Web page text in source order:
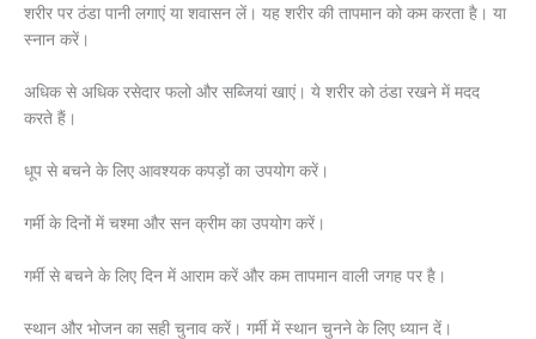
शरीर पर ठंडा पानी लगाएं या शवासन लें। यह शरीर की तापमान को कम करता है। या
स्नान करें।
अधिक से अधिक रसेदार फलो और सब्जियां खाएं। ये शरीर को ठंडा रखने में मदद
करते हैं।
धूप से बचने के लिए आवश्यक कपड़ों का उपयोग करें।
गर्मी के दिनों में चश्मा और सन क्रीम का उपयोग करें।
गर्मी से बचने के लिए दिन में आराम करें और कम तापमान वाली जगह पर है।
स्थान और भोजन का सही चुनाव करें। गर्मी में स्थान चुनने के लिए ध्यान दें।